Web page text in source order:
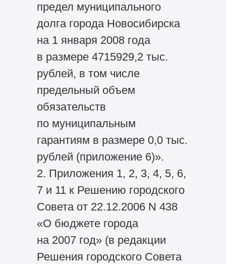
предел муниципального
долга города Новосибирска
на 1 января 2008 года
в размере 4715929,2 тыс.
рублей, в том числе
предельный объем
обязательств
по муниципальным
гарантиям в размере 0,0 тыс.
рублей (приложение 6)».
2. Приложения 1, 2, 3, 4, 5, 6,
7 и 11 к Решению городского
Совета от 22.12.2006 N 438
«О бюджете города
на 2007 год» (в редакции
Решения городского Совета